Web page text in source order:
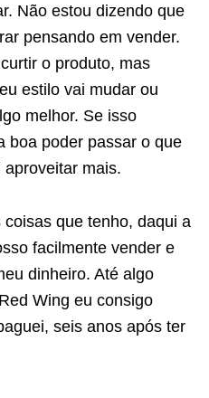
Não estou dizendo que
pensando em vender.
o produto, mas
estilo vai mudar ou
melhor. Se isso
boa poder passar o que
mais.
que tenho, daqui a
facilmente vender e
dinheiro. Até algo
Wing eu consigo
seis anos após ter